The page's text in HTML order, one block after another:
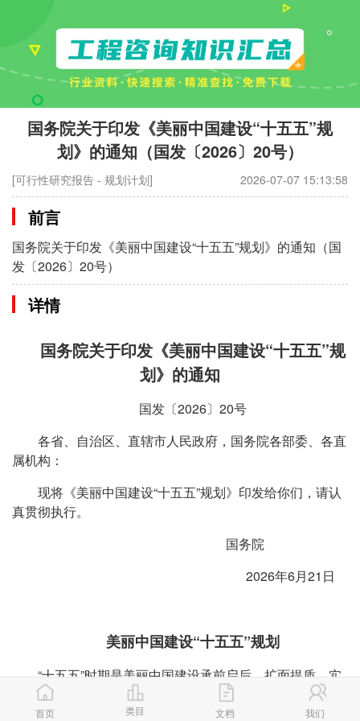
国务院关于印发《美丽中国建设“十五五”规
划》的通知（国发〔2026〕20号）
[可行性研究报告 - 规划计划] 2026-07-07 15:13:58
前言
国务院关于印发《美丽中国建设“十五五”规划》的通知（国
发〔2026〕20号）
详情
国务院关于印发《美丽中国建设“十五五”规
划》的通知
国发〔2026〕20号
各省、自治区、直辖市人民政府，国务院各部委、各直
属机构：
现将《美丽中国建设“十五五”规划》印发给你们，请认
真贯彻执行。
国务院
2026年6月21日
美丽中国建设“十五五”规划
“十五五”时期是美丽中国建设承前启后、扩面提质，实
现生态环境根本好转的关键阶段。为全面推进“十五五”时期
美丽中国建设，根据《中华人民共和国国民经济和社会发展
首页 类目 文档 我们